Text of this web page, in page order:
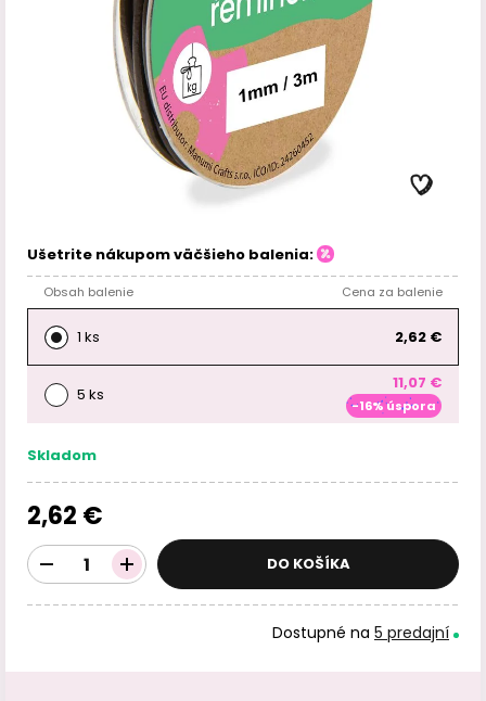
Ušetrite nákupom väčšieho balenia:
Obsah balenie Cena za balenie
1 ks 2,62 €
5 ks
11,07 €
-16% úspora
Skladom
2,62 €
DO KOŠÍKA
Dostupné na 5 predajní